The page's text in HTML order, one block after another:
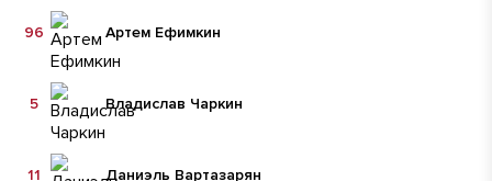
Артем Ефимкин
96
Владислав Чаркин
5
Даниэль Вартазарян
11